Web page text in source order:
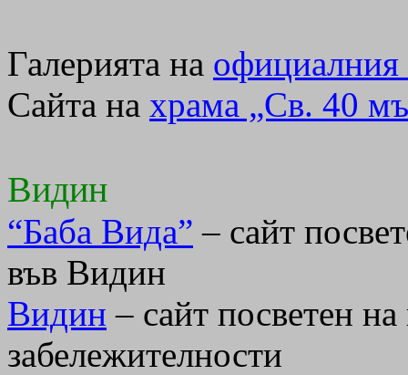
Галерията на официалния
Сайта на храма „Св. 40
Видин
“Баба Вида” – сайт
във Видин
Видин – сайт посветен
забележителности